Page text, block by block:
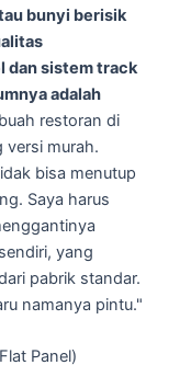
bunyi berisik
dan sistem track
adalah
restoran di
versi murah.
bisa menutup
Saya harus
yang
pabrik standar.
namanya pintu."
Panel)